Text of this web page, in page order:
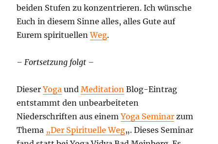
beiden Stufen zu konzentrieren. Ich wünsche
Euch in diesem Sinne alles, alles Gute auf
Eurem spirituellenWeg.
– Fortsetzung folgt –
DieserYoga undMeditation Blog-Eintrag
entstammt den unbearbeiteten
Niederschriften aus einemYoga Seminar zum
Thema „Der Spirituelle Weg„. Dieses Seminar